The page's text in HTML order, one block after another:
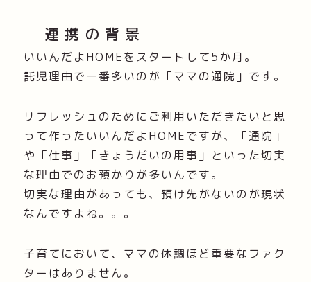
連携の背景
いいんだよHOMEをスタートして5か月。
託児理由で一番多いのが「ママの通院」です。
リフレッシュのためにご利用いただきたいと思
って作ったいいんだよHOMEですが、「通院」
や「仕事」「きょうだいの用事」といった切実
な理由でのお預かりが多いんです。
切実な理由があっても、預け先がないのが現状
なんですよね。。。
子育てにおいて、ママの体調ほど重要なファク
ターはありません。